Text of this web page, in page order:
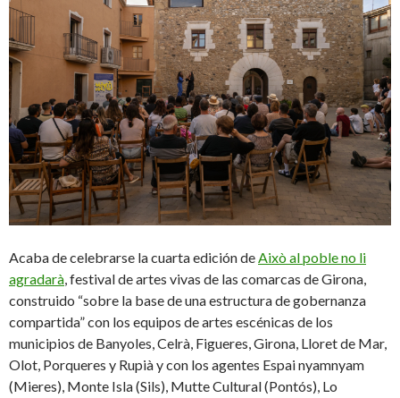
Acaba de celebrarse la cuarta edición deAixò al poble no li
agradarà, festival de artes vivas de las comarcas de Girona,
construido “sobre la base de una estructura de gobernanza
compartida” con los equipos de artes escénicas de los
municipios de Banyoles, Celrà, Figueres, Girona, Lloret de Mar,
Olot, Porqueres y Rupià y con los agentes Espai nyamnyam
(Mieres), Monte Isla (Sils), Mutte Cultural (Pontós), Lo